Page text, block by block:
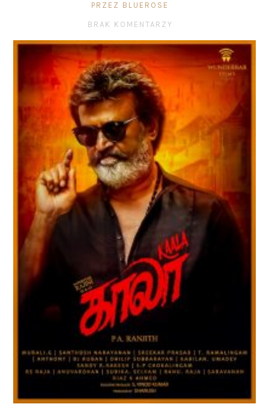
PRZEZ BLUEROSE
BRAK KOMENTARZY